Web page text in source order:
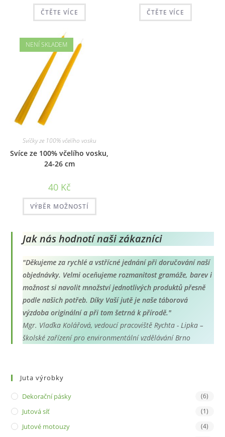
ČTĚTE VÍCE ČTĚTE VÍCE
NENÍ SKLADEM
Svíčky ze 100% včelího vosku
Svíce ze 100% včelího vosku,
24-26 cm
40 Kč
VÝBĚR MOŽNOSTÍ
Tento
má
Možnosti
lze
na
stránce
produktu
Jak nás hodnotí naši zákazníci
"Děkujeme za rychlé a vstřícné jednání při doručování naší
objednávky. Velmi oceňujeme rozmanitost gramáže, barev i
možnost si navolit množství jednotlivých produktů přesně
podle našich potřeb. Díky Vaší jutě je naše táborová
výzdoba originální a při tom šetrná k přírodě."
Mgr. Vlaďka Kolářová, vedoucí pracoviště Rychta - Lipka –
školské zařízení pro environmentální vzdělávání Brno
Juta výrobky
Dekorační pásky (6)
Jutová síť (1)
Jutové motouzy (4)